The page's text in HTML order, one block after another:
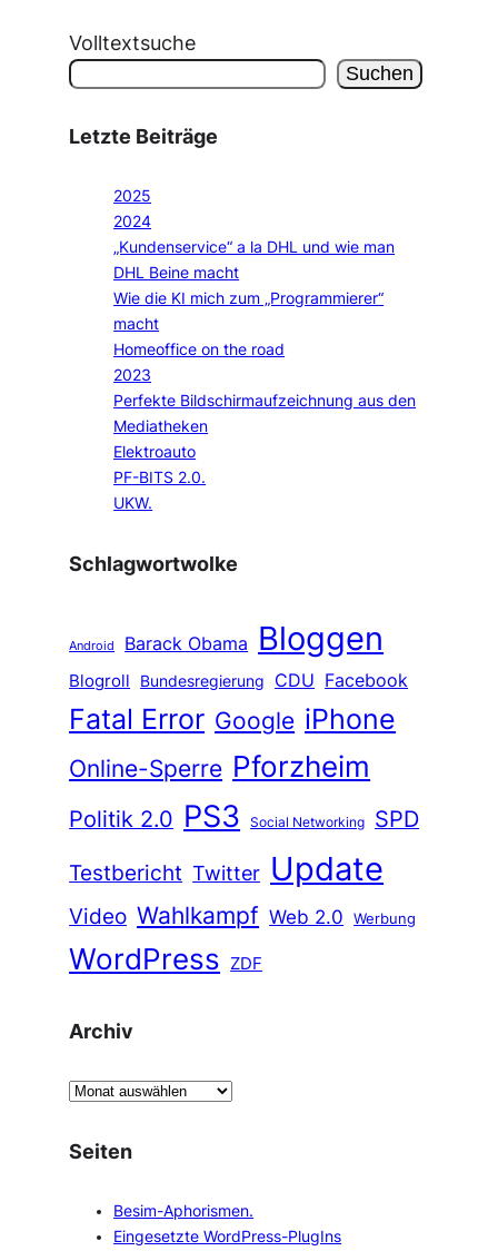
Volltextsuche
Suchen
Letzte Beiträge
2025
2024
„Kundenservice“ a la DHL und wie man
DHL Beine macht
Wie die KI mich zum „Programmierer“
macht
Homeoffice on the road
2023
Perfekte Bildschirmaufzeichnung aus den
Mediatheken
Elektroauto
PF-BITS 2.0.
UKW.
Schlagwortwolke
Android Barack Obama Bloggen
Blogroll Bundesregierung CDU Facebook
Fatal Error Google iPhone
Online-Sperre Pforzheim
Politik 2.0 PS3 Social Networking
SPD
Testbericht Twitter Update
Video Wahlkampf Web 2.0 Werbung
WordPress ZDF
Archiv
A
c
Seiten
Besim-Aphorismen.
Eingesetzte WordPress-PlugIns